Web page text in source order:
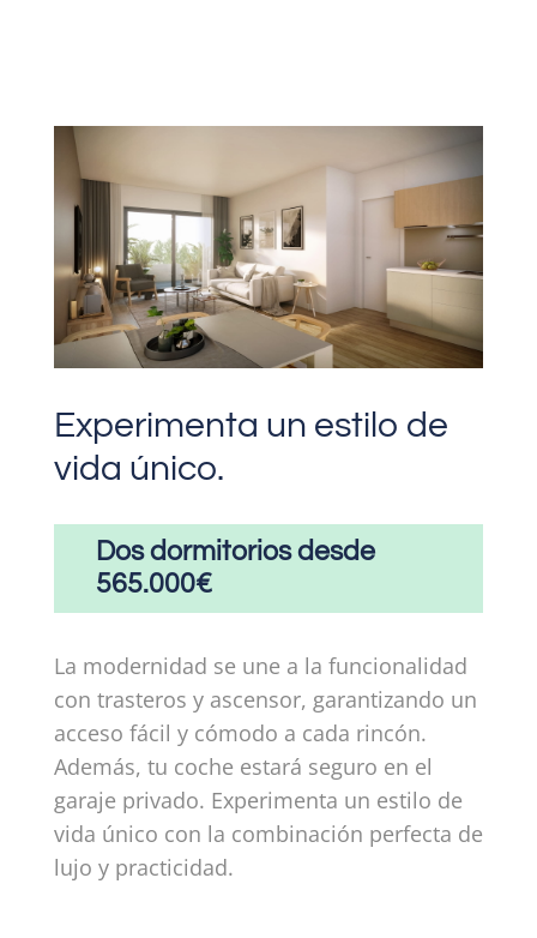
Experimenta un estilo de
vida único.
Dos dormitorios desde
565.000€
La modernidad se une a la funcionalidad
con trasteros y ascensor, garantizando un
acceso fácil y cómodo a cada rincón.
Además, tu coche estará seguro en el
garaje privado. Experimenta un estilo de
vida único con la combinación perfecta de
lujo y practicidad.